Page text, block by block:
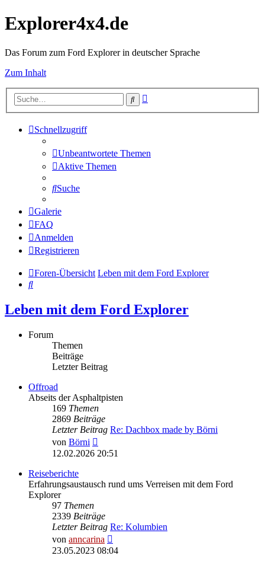
Explorer4x4.de
Das Forum zum Ford Explorer in deutscher Sprache
Zum Inhalt
Suche
Schnellzugriff
Unbeantwortete Themen
Aktive Themen
Suche
Galerie
FAQ
Anmelden
Registrieren
Foren-Übersicht Leben mit dem Ford Explorer
Suche
Leben mit dem Ford Explorer
Forum
Themen
Beiträge
Letzter Beitrag
Offroad
Abseits der Asphaltpisten
169 Themen
2869 Beiträge
Letzter Beitrag Re: Dachbox made by Börni
von Börni
Beitrag
12.02.2026 20:51
Reiseberichte
Erfahrungsaustausch rund ums Verreisen mit dem Ford
Explorer
97 Themen
2339 Beiträge
Letzter Beitrag Re: Kolumbien
von anncarina
Beitrag
23.05.2023 08:04